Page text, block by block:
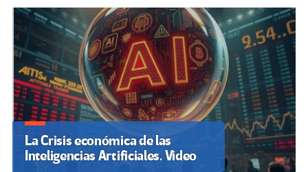
La Crisis económica de las
Inteligencias Artificiales. Video